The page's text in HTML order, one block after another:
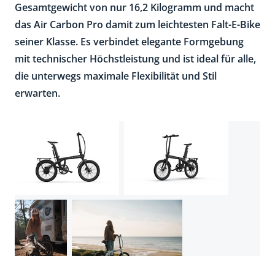
Gesamtgewicht von nur 16,2 Kilogramm und macht
das Air Carbon Pro damit zum leichtesten Falt-E-Bike
seiner Klasse. Es verbindet elegante Formgebung
mit technischer Höchstleistung und ist ideal für alle,
die unterwegs maximale Flexibilität und Stil
erwarten.